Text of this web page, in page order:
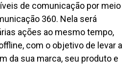
de comunicação por meio
360. Nela será
ações ao mesmo tempo,
com o objetivo de levar a
da sua marca, seu produto e